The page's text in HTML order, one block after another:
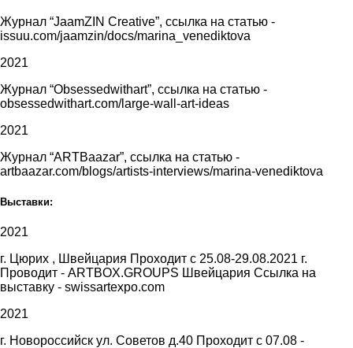
Журнал “JaamZIN Creative”, ссылка на статью -
issuu.com/jaamzin/docs/marina_venediktova
2021
Журнал “Obsessedwithart”, ссылка на статью -
obsessedwithart.com/large-wall-art-ideas
2021
Журнал “ARTBaazar”, ссылка на статью -
artbaazar.com/blogs/artists-interviews/marina-venediktova
Выставки:
2021
г. Цюрих , Швейцария Проходит с 25.08-29.08.2021 г.
Проводит - ARTBOX.GROUPS Швейцария Ссылка на
выставку - swissartexpo.com
2021
г. Новороссийск ул. Советов д.40 Проходит с 07.08 -